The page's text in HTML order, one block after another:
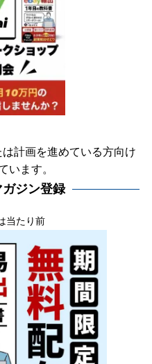
計画を進めている方向け
います。
ジン登録
当たり前